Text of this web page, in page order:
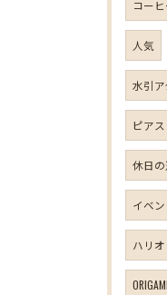
コー
人気
水引
ピアス
休日
イベン
ハリオ